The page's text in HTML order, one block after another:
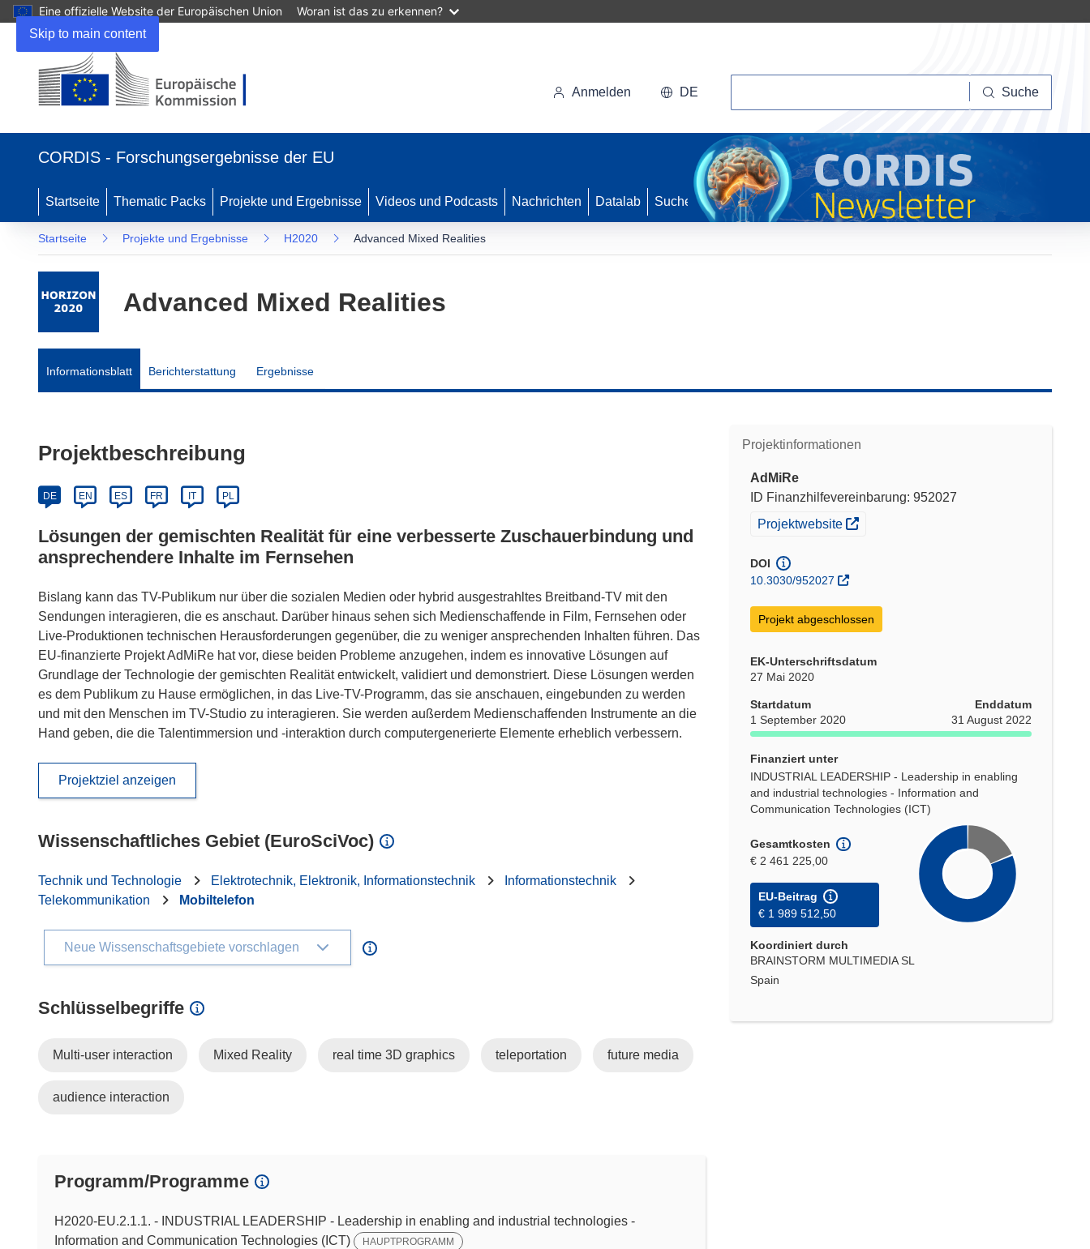
Skip to main content
Eine offizielle Website der Europäischen Union Woran ist das zu erkennen?
Anmelden DE Suche
CORDIS - Forschungsergebnisse der EU
Startseite Thematic Packs Projekte und Ergebnisse Videos und Podcasts Nachrichten Datalab Suche
Startseite Projekte und Ergebnisse H2020 Advanced Mixed Realities
Advanced Mixed Realities
Informationsblatt Berichterstattung Ergebnisse
Projektinformationen
AdMiRe
ID Finanzhilfevereinbarung: 952027
(öffnet in neuem Fenster)
Projektwebsite
DOI
10.3030/952027
Projekt abgeschlossen
EK-Unterschriftsdatum
27 Mai 2020
Startdatum
1 September 2020
Enddatum
31 August 2022
Finanziert unter
INDUSTRIAL LEADERSHIP - Leadership in enabling
and industrial technologies - Information and
Communication Technologies (ICT)
Gesamtkosten
€ 2 461 225,00
EU-Beitrag
€ 1 989 512,50
Koordiniert durch
BRAINSTORM MULTIMEDIA SL
Spain
Projektbeschreibung
DE EN ES FR IT PL
Lösungen der gemischten Realität für eine verbesserte Zuschauerbindung und
ansprechendere Inhalte im Fernsehen
Bislang kann das TV-Publikum nur über die sozialen Medien oder hybrid ausgestrahltes Breitband-TV mit den
Sendungen interagieren, die es anschaut. Darüber hinaus sehen sich Medienschaffende in Film, Fernsehen oder
Live-Produktionen technischen Herausforderungen gegenüber, die zu weniger ansprechenden Inhalten führen. Das
EU-finanzierte Projekt AdMiRe hat vor, diese beiden Probleme anzugehen, indem es innovative Lösungen auf
Grundlage der Technologie der gemischten Realität entwickelt, validiert und demonstriert. Diese Lösungen werden
es dem Publikum zu Hause ermöglichen, in das Live-TV-Programm, das sie anschauen, eingebunden zu werden
und mit den Menschen im TV-Studio zu interagieren. Sie werden außerdem Medienschaffenden Instrumente an die
Hand geben, die die Talentimmersion und -interaktion durch computergenerierte Elemente erheblich verbessern.
Projektziel anzeigen
Wissenschaftliches Gebiet (EuroSciVoc)
Technik und Technologie Elektrotechnik, Elektronik, Informationstechnik
Informationstechnik
Telekommunikation
Mobiltelefon
Neue Wissenschaftsgebiete vorschlagen
Schlüsselbegriffe
Multi-user interaction Mixed Reality real time 3D graphics teleportation future media
audience interaction
Programm/Programme
H2020-EU.2.1.1. - INDUSTRIAL LEADERSHIP - Leadership in enabling and industrial technologies -
Information and Communication Technologies (ICT)
HAUPTPROGRAMM